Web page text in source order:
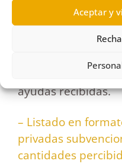
Aceptar y
transparencia al
y no puede
administraciones
que está
de publicidad y
ayudas recibidas.
– Listado en
privadas
cantidades